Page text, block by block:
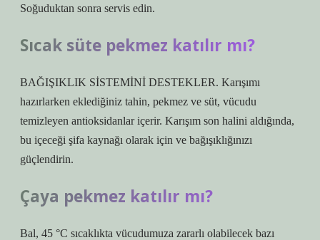
Soğuduktan sonra servis edin.
Sıcak süte pekmez katılır mı?
BAĞIŞIKLIK SİSTEMİNİ DESTEKLER. Karışımı
hazırlarken eklediğiniz tahin, pekmez ve süt, vücudu
temizleyen antioksidanlar içerir. Karışım son halini aldığında,
bu içeceği şifa kaynağı olarak için ve bağışıklığınızı
güçlendirin.
Çaya pekmez katılır mı?
Bal, 45 °C sıcaklıkta vücudumuza zararlı olabilecek bazı